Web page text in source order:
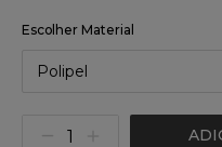
Escolher Material
Polipel